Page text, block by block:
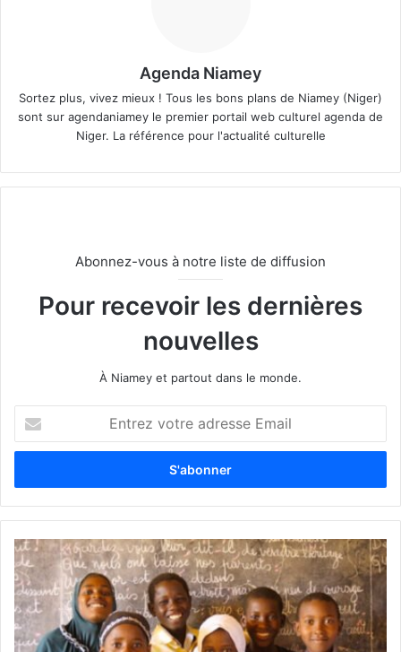
Agenda Niamey
Sortez plus, vivez mieux ! Tous les bons plans de Niamey (Niger)
sont sur agendaniamey le premier portail web culturel agenda de
Niger. La référence pour l'actualité culturelle
Abonnez-vous à notre liste de diffusion
Pour recevoir les dernières
nouvelles
À Niamey et partout dans le monde.
t
e
z
o
t
r
e
a
d